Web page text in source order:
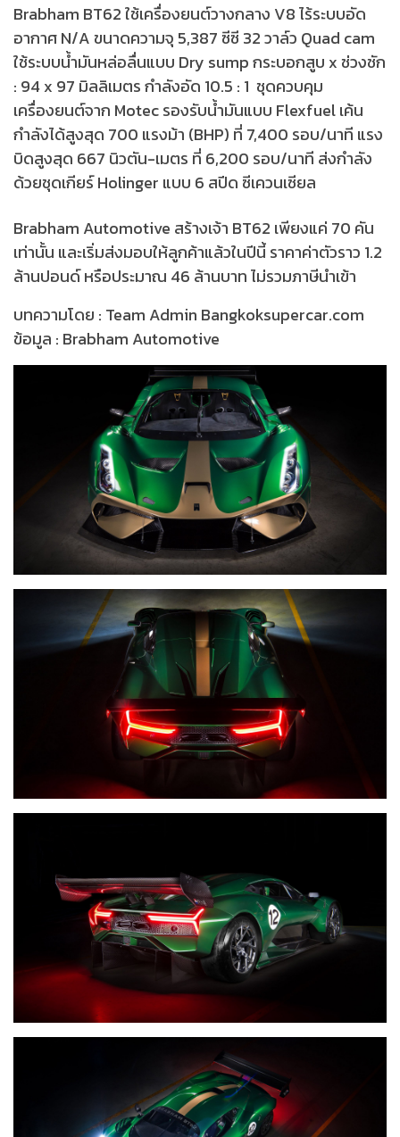
Brabham BT62 ใช้เครื่องยนต์วางกลาง V8 ไร้ระบบอัด
อากาศ N/A ขนาดความจุ 5,387 ซีซี 32 วาล์ว Quad cam
ใช้ระบบน้ำมันหล่อลื่นแบบ Dry sump กระบอกสูบ x ช่วงชัก
: 94 x 97 มิลลิเมตร กำลังอัด 10.5 : 1 ชุดควบคุม
เครื่องยนต์จาก Motec รองรับน้ำมันแบบ Flexfuel เค้น
กำลังได้สูงสุด 700 แรงม้า (BHP) ที่ 7,400 รอบ/นาที แรง
บิดสูงสุด 667 นิวตัน-เมตร ที่ 6,200 รอบ/นาที ส่งกำลัง
ด้วยชุดเกียร์ Holinger แบบ 6 สปีด ซีเควนเซียล
Brabham Automotive สร้างเจ้า BT62 เพียงแค่ 70 คัน
เท่านั้น และเริ่มส่งมอบให้ลูกค้าแล้วในปีนี้ ราคาค่าตัวราว 1.2
ล้านปอนด์ หรือประมาณ 46 ล้านบาท ไม่รวมภาษีนำเข้า
บทความโดย : Team Admin Bangkoksupercar.com
ข้อมูล : Brabham Automotive